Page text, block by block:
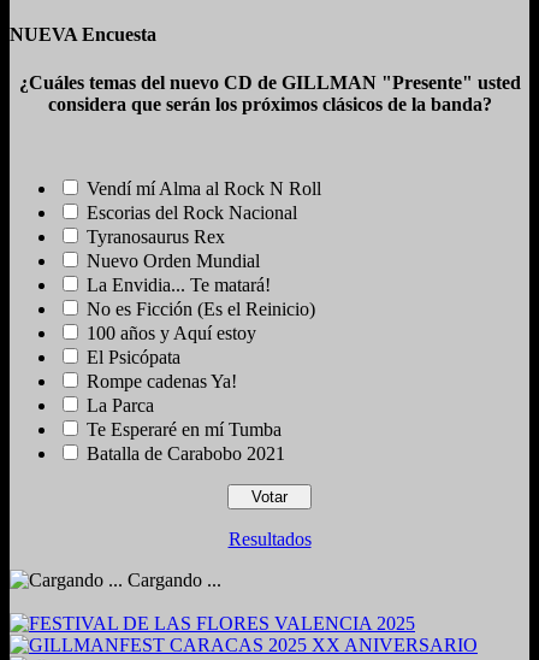
NUEVA Encuesta
¿Cuáles temas del nuevo CD de GILLMAN "Presente" usted
considera que serán los próximos clásicos de la banda?
Vendí mí Alma al Rock N Roll
Escorias del Rock Nacional
Tyranosaurus Rex
Nuevo Orden Mundial
La Envidia... Te matará!
No es Ficción (Es el Reinicio)
100 años y Aquí estoy
El Psicópata
Rompe cadenas Ya!
La Parca
Te Esperaré en mí Tumba
Batalla de Carabobo 2021
Resultados
Cargando ...